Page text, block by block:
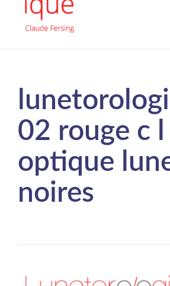
02 rouge c l
optique
noires